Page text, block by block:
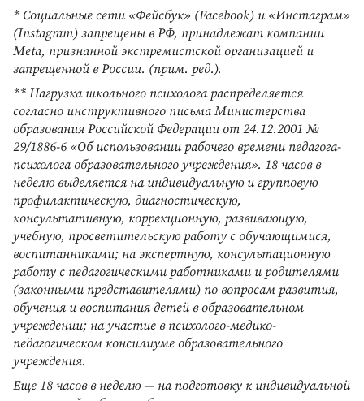
* Социальные сети «Фейсбук» (Facebook) и «Инстаграм»
(Instagram) запрещены в РФ, принадлежат компании
Meta, признанной экстремистской организацией и
запрещенной в России. (прим. ред.).
** Нагрузка школьного психолога распределяется
согласно инструктивного письма Министерства
образования Российской Федерации от 24.12.2001 №
29/1886-6 «Об использовании рабочего времени педагога-
психолога образовательного учреждения». 18 часов в
неделю выделяется на индивидуальную и групповую
профилактическую, диагностическую,
консультативную, коррекционную, развивающую,
учебную, просветительскую работу с обучающимися,
воспитанниками; на экспертную, консультационную
работу с педагогическими работниками и родителями
(законными представителями) по вопросам развития,
обучения и воспитания детей в образовательном
учреждении; на участие в психолого-медико-
педагогическом консилиуме образовательного
учреждения.
Еще 18 часов в неделю — на подготовку к индивидуальной